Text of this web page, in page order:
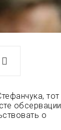
тот
обсервации
о